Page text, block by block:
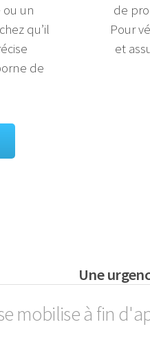
un
qu’il
de
de
Pour
et
Une
mobilise à fin